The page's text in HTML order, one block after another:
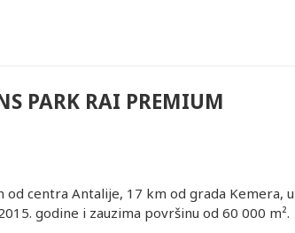
PARK RAI PREMIUM
centra Antalije, 17 km od grada Kemera, u
godine i zauzima površinu od 60 000 m².